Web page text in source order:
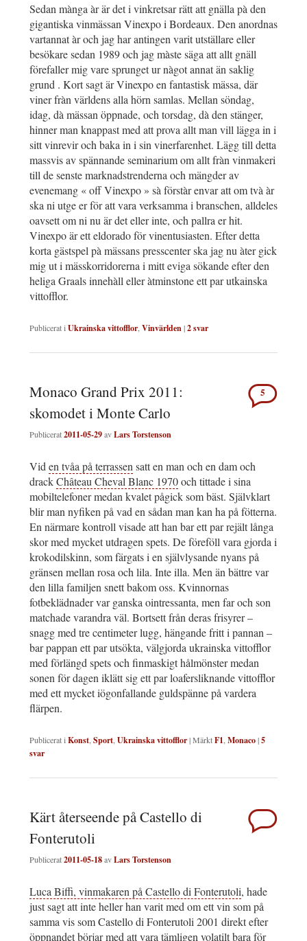
Sedan mànga àr är det i vinkretsar rätt att gnälla pà den
gigantiska vinmässan Vinexpo i Bordeaux. Den anordnas
vartannat àr och jag har antingen varit utställare eller
besökare sedan 1989 och jag màste säga att allt gnäll
förefaller mig vare sprunget ur nàgot annat än saklig
grund . Kort sagt är Vinexpo en fantastisk mässa, där
viner fràn världens alla hörn samlas. Mellan söndag,
idag, dà mässan öppnade, och torsdag, dà den stänger,
hinner man knappast med att prova allt man vill lägga in i
sitt vinrevir och baka in i sin vinerfarenhet. Lägg till detta
massvis av spännande seminarium om allt fràn vinmakeri
till de senste marknadstrenderna och mängder av
evenemang « off Vinexpo » sà förstàr envar att om tvà àr
ska ni utge er för att vara verksamma i branschen, alldeles
oavsett om ni nu är det eller inte, och pallra er hit.
Vinexpo är ett eldorado för vinentusiasten. Efter detta
korta gästspel pà mässans presscenter ska jag nu àter gick
mig ut i mässkorridorerna i mitt eviga sökande efter den
heliga Graals innehàll eller àtminstone ett par utkainska
vittofflor.
Publicerat i Ukrainska vittofflor Vinvärlden|2svar
Monaco Grand Prix 2011:
skomodet i Monte Carlo
Publicerat2011-05-29avLars Torstenson
5
Vid en tvåa på terrassen satt en man och en dam och
drackChâteau Cheval Blanc 1970och tittade i sina
mobiltelefoner medan kvalet pågick som bäst. Självklart
blir man nyfiken på vad en sådan man kan ha på fötterna.
En närmare kontroll visade att han bar ett par rejält långa
skor med mycket utdragen spets. De föreföll vara gjorda i
krokodilskinn, som färgats i en självlysande nyans på
gränsen mellan rosa och lila. Inte illa. Men än bättre var
den lilla familjen snett bakom oss. Kvinnornas
fotbeklädnader var ganska ointressanta, men far och son
matchade varandra väl. Bortsett från deras frisyrer –
snagg med tre centimeter lugg, hängande fritt i pannan –
bar pappan ett par utsökta, välgjorda ukrainska vittofflor
med förlängd spets och finmaskigt hålmönster medan
sonen för dagen iklätt sig ett par loafersliknande vittofflor
med ett mycket iögonfallande guldspänne på vardera
flärpen.
Publicerat i Konst Sport Ukrainska vittofflor|MärktF1 Monaco|5
svar
Kärt återseende på Castello di
Fonterutoli
Publicerat2011-05-18avLars Torstenson
Luca Biffi, vinmakaren på Castello di Fonterutoli, hade
just sagt att inte heller han varit med om ett vin som på
samma vis som Castello di Fonterutoli 2001 direkt efter
öppnandet börjar med att vara tämligen volatilt bara för